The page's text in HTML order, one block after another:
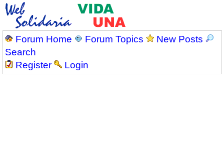
Forum Home Forum Topics
New Posts
Search
Register
Login